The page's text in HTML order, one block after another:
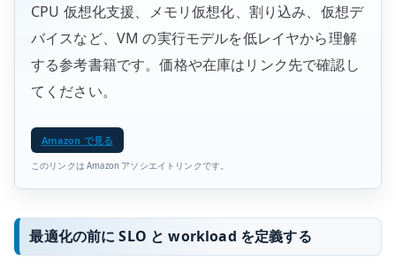
CPU 仮想化支援、メモリ仮想化、割り込み、仮想デ
バイスなど、VM の実行モデルを低レイヤから理解
する参考書籍です。価格や在庫はリンク先で確認し
てください。
Amazon で見る
このリンクは Amazon アソシエイトリンクです。
最適化の前に SLO と workload を定義する